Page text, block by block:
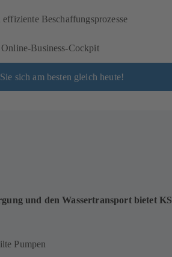
effiziente Beschaffungsprozesse
Online-Business-Cockpit
sich am besten gleich heute!
und den Wassertransport bietet
Pumpen